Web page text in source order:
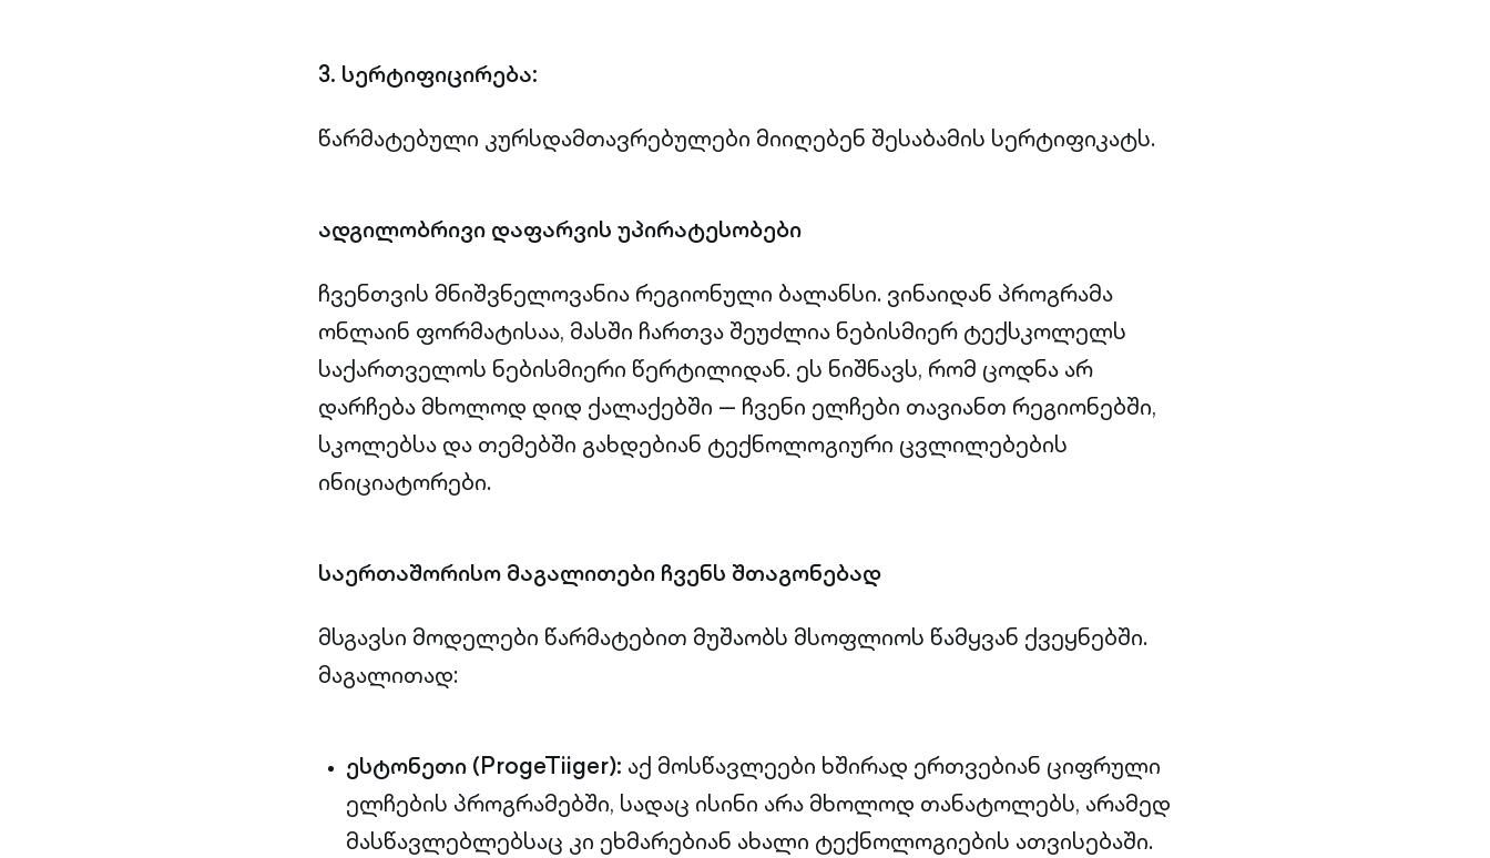
3. სერტიფიცირება:
წარმატებული კურსდამთავრებულები მიიღებენ შესაბამის სერტიფიკატს.
ადგილობრივი დაფარვის უპირატესობები
ჩვენთვის მნიშვნელოვანია რეგიონული ბალანსი. ვინაიდან პროგრამა
ონლაინ ფორმატისაა, მასში ჩართვა შეუძლია ნებისმიერ ტექსკოლელს
საქართველოს ნებისმიერი წერტილიდან. ეს ნიშნავს, რომ ცოდნა არ
დარჩება მხოლოდ დიდ ქალაქებში — ჩვენი ელჩები თავიანთ რეგიონებში,
სკოლებსა და თემებში გახდებიან ტექნოლოგიური ცვლილებების
ინიციატორები.
საერთაშორისო მაგალითები ჩვენს შთაგონებად
მსგავსი მოდელები წარმატებით მუშაობს მსოფლიოს წამყვან ქვეყნებში.
მაგალითად:
ესტონეთი (ProgeTiiger): აქ მოსწავლეები ხშირად ერთვებიან ციფრული
ელჩების პროგრამებში, სადაც ისინი არა მხოლოდ თანატოლებს, არამედ
მასწავლებლებსაც კი ეხმარებიან ახალი ტექნოლოგიების ათვისებაში.